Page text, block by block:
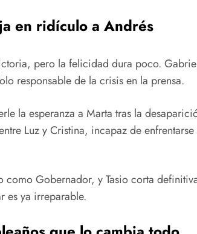
en ridículo a Andrés
pero la felicidad dura poco.
responsable de la crisis en la prensa.
la esperanza a Marta tras la
Luz y Cristina, incapaz de
Gobernador, y Tasio corta
es ya irreparable.